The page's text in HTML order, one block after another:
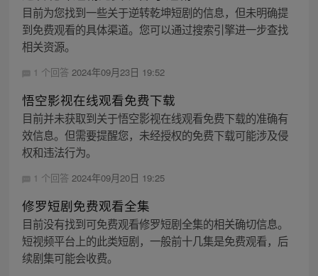
目前为您找到一些关于逆转乾坤短剧的信息，但未明确提
到免费观看的具体渠道。您可以通过搜索引擎进一步查找
相关资源。
1 个回答 2024年09月23日 19:52
悟空影视在线观看免费下载
目前并未获取到关于悟空影视在线观看免费下载的准确有
效信息。但需要提醒您，未经授权的免费下载可能涉及侵
权和违法行为。
1 个回答 2024年09月20日 19:25
修罗短剧免费观看全集
目前没有找到可免费观看修罗短剧全集的相关确切信息。
短视频平台上的此类短剧，一般前十几集是免费观看，后
续剧集可能会收费。